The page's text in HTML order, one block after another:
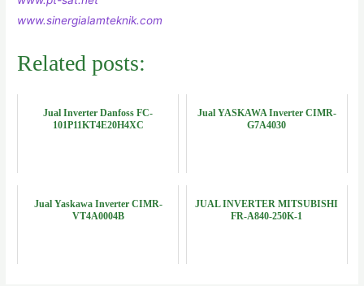
www.sinergialamteknik.com
Related posts:
Jual Inverter Danfoss FC-
101P11KT4E20H4XC
Jual YASKAWA Inverter CIMR-
G7A4030
Jual Yaskawa Inverter CIMR-
VT4A0004B
JUAL INVERTER MITSUBISHI
FR-A840-250K-1